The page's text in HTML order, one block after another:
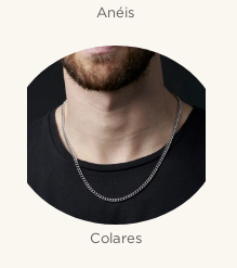
Anéis
Colares